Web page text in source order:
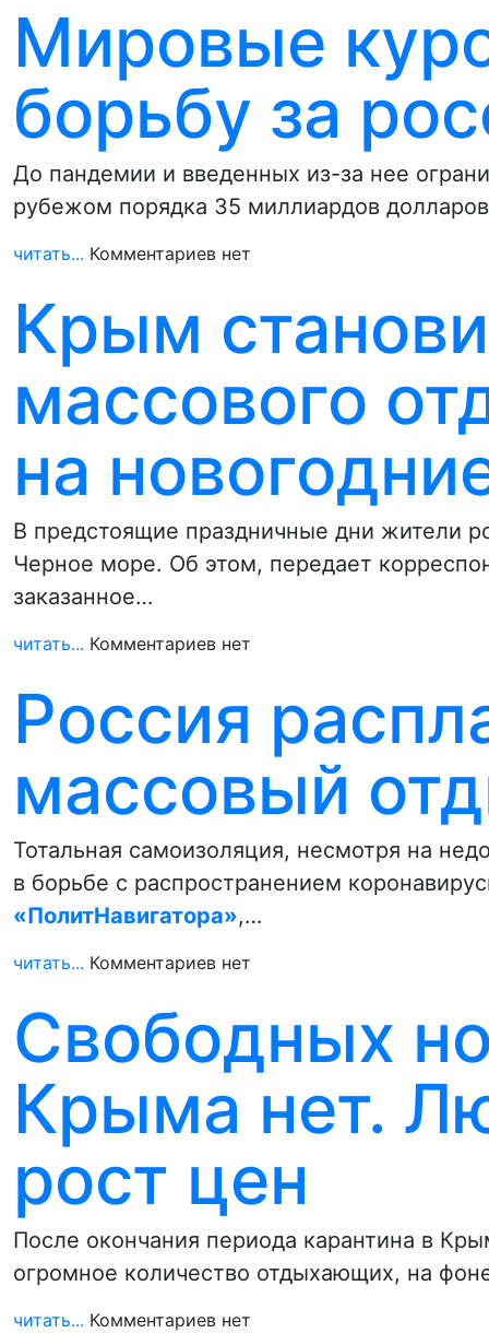
Мировые
борьбу за
До пандемии и введенных из-за нее
рубежом порядка 35 миллиардов
читать... Комментариев нет
Крым
массового
на
В предстоящие праздничные дни жители
Черное море. Об этом, передает
заказанное…
читать... Комментариев нет
Россия
массовый
Тотальная самоизоляция, несмотря на
в борьбе с распространением
«ПолитНавигатора»,…
читать... Комментариев нет
Свободных
Крыма нет.
рост цен
После окончания периода карантина в
огромное количество отдыхающих, на
читать... Комментариев нет